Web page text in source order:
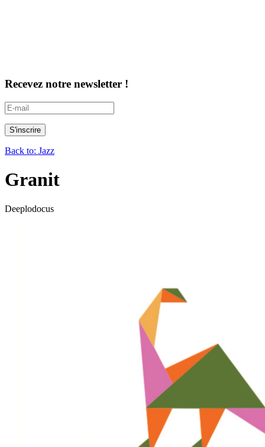
Recevez notre newsletter !
Back to: Jazz
Granit
Deeplodocus